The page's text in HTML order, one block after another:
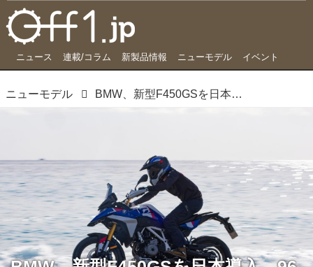
ニュース 連載/コラム 新製品情報 ニューモデル イベント
ニューモデル BMW、新型F450GSを日本導入。96万1,000円から5月19日受注開始